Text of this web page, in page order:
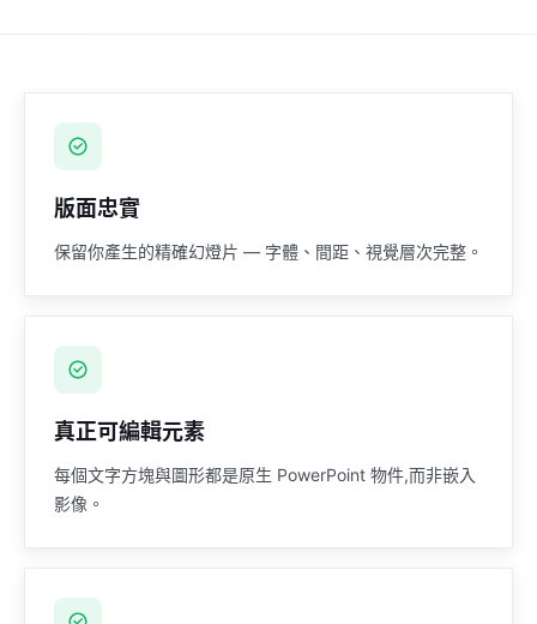
版面忠實
保留你產生的精確幻燈片 — 字體、間距、視覺層次完整。
真正可編輯元素
每個文字方塊與圖形都是原生 PowerPoint 物件,而非嵌入
影像。